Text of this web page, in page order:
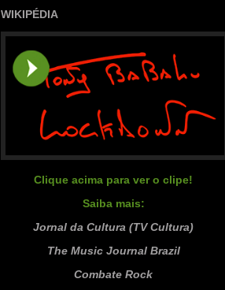
WIKIPÉDIA
Clique acima para ver o clipe!
Saiba mais:
Jornal da Cultura (TV Cultura)
The Music Journal Brazil
Combate Rock